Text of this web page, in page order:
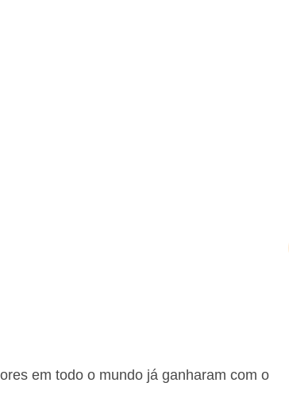
em todo o mundo já ganharam com o